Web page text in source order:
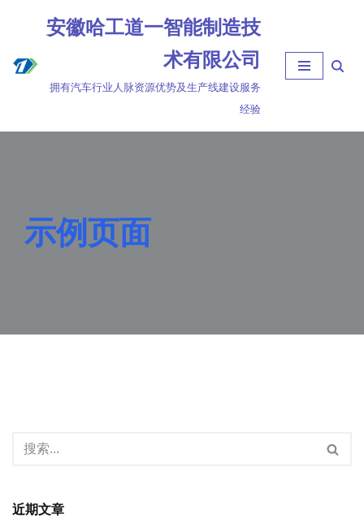
至
安徽哈工道一智能制造技
术有限公司
拥有汽车行业人脉资源优势及生产线建设服务
经验
示例页面
近期文章